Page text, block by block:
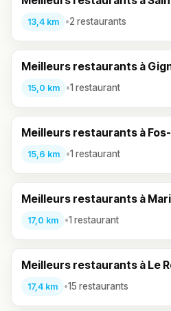
13,4 km •2 restaurants
Meilleurs restaurants à
15,0 km •1 restaurant
Meilleurs restaurants à
15,6 km •1 restaurant
Meilleurs restaurants à
17,0 km •1 restaurant
Meilleurs restaurants à Le
17,4 km •15 restaurants